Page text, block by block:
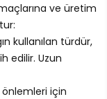
ve üretim
kullanılan türdür,
edilir. Uzun
için